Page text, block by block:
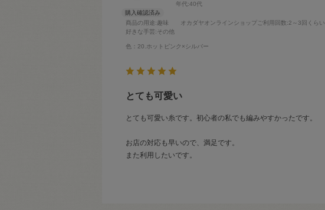
年代:40代
商品の用途:趣味 オカダヤオンラインショップご利用回数:2～3回くらい
好きな手芸:その他
色：20.ホットピンク×シルバー
とても可愛い
とても可愛い糸です。初心者の私でも編みやすかったです。
お店の対応も早いので、満足です。
また利用したいです。